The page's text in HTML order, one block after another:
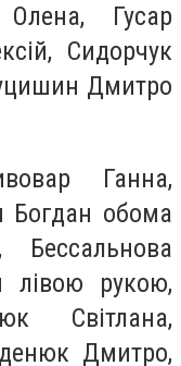
Гусар
Сидорчук
Дмитро
Ганна,
Богдан обома
лівою рукою,
Світлана,
Дмитро,